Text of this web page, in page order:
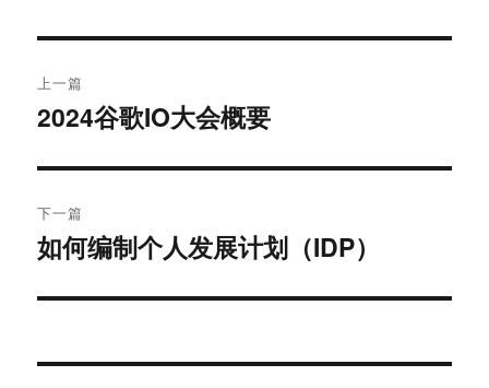
章
航
上一篇
上
文
章：
2024谷歌IO大会概要
下一篇
下
文
如何编制个人发展计划（IDP）